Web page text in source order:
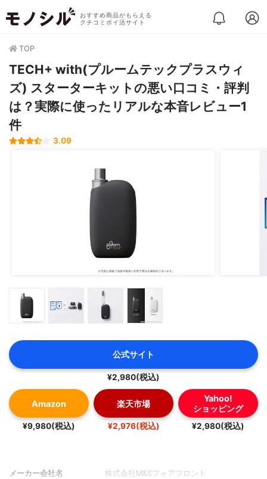
おすすめ商品がもらえる
クチコミポイ活サイト
TOP
TECH+ with(プルームテックプラスウィ
ズ) スターターキットの悪い口コミ・評判
は？実際に使ったリアルな本音レビュー1
件
3.09
公式サイト
¥2,980(税込)
Amazon
¥9,980(税込)
楽天市場
¥2,976(税込)
Yahoo!
ショッピング
¥2,980(税込)
メーカー会社名 株式会社M&Sフォアフロント